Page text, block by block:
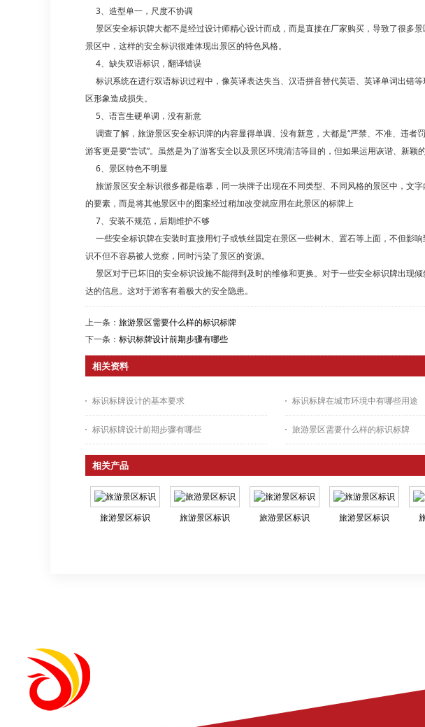
3、造型单一，尺度不协调
景区安全标识牌大都不是经过设计师精心设计而成，而是直接在厂家购买，导致了很多
景区中，这样的安全标识很难体现出景区的特色风格。
4、缺失双语标识，翻译错误
标识系统在进行双语标识过程中，像英译表达失当、汉语拼音替代英语、英译单词出错
区形象造成损失。
5、语言生硬单调，没有新意
调查了解，旅游景区安全标识牌的内容显得单调、没有新意，大都是“严禁、不准、违者
游客更是要“尝试”。虽然是为了游客安全以及景区环境清洁等目的，但如果运用诙谐、新颖
6、景区特色不明显
旅游景区安全标识很多都是临摹，同一块牌子出现在不同类型、不同风格的景区中，文
的要素，而是将其他景区中的图案经过稍加改变就应用在此景区的标牌上
7、安装不规范，后期维护不够
一些安全标识牌在安装时直接用钉子或铁丝固定在景区一些树木、置石等上面，不但影
识不但不容易被人觉察，同时污染了景区的资源。
景区对于已坏旧的安全标识设施不能得到及时的维修和更换。对于一些安全标识牌出现
达的信息。这对于游客有着极大的安全隐患。
上一条： 旅游景区需要什么样的标识标牌
下一条： 标识标牌设计前期步骤有哪些
相关资料
标识标牌设计的基本要求 标识标牌在城市环境中有哪些用途
标识标牌设计前期步骤有哪些 旅游景区需要什么样的标识标牌
相关产品
旅游景区标识 旅游景区标识 旅游景区标识 旅游景区标识